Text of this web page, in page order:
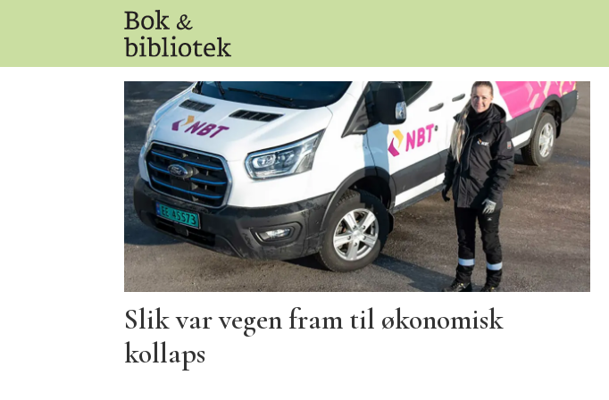
Slik var vegen fram til økonomisk
kollaps